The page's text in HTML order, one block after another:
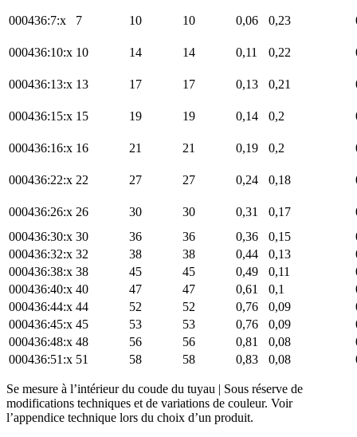
000436:7:x 7 10 10 0,06 0,23
000436:10:x 10 14 14 0,11 0,22
000436:13:x 13 17 17 0,13 0,21
000436:15:x 15 19 19 0,14 0,2
000436:16:x 16 21 21 0,19 0,2
000436:22:x 22 27 27 0,24 0,18
000436:26:x 26 30 30 0,31 0,17
000436:30:x 30 36 36 0,36 0,15
000436:32:x 32 38 38 0,44 0,13
000436:38:x 38 45 45 0,49 0,11
000436:40:x 40 47 47 0,61 0,1
000436:44:x 44 52 52 0,76 0,09
000436:45:x 45 53 53 0,76 0,09
000436:48:x 48 56 56 0,81 0,08
000436:51:x 51 58 58 0,83 0,08
Se mesure à l’intérieur du coude du tuyau | Sous réserve de
modifications techniques et de variations de couleur. Voir
l’appendice technique lors du choix d’un produit.